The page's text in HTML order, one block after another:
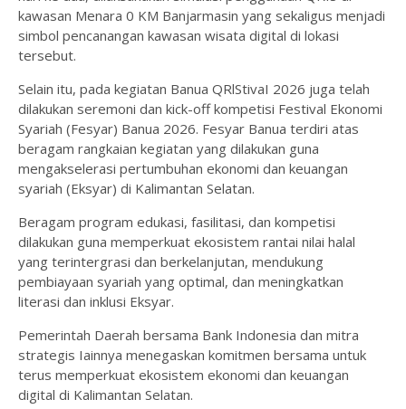
kawasan Menara 0 KM Banjarmasin yang sekaligus menjadi
simbol pencanangan kawasan wisata digital di lokasi
tersebut.
Selain itu, pada kegiatan Banua QRlStivaI 2026 juga telah
dilakukan seremoni dan kick-off kompetisi Festival Ekonomi
Syariah (Fesyar) Banua 2026. Fesyar Banua terdiri atas
beragam rangkaian kegiatan yang dilakukan guna
mengakselerasi pertumbuhan ekonomi dan keuangan
syariah (Eksyar) di Kalimantan Selatan.
Beragam program edukasi, fasilitasi, dan kompetisi
dilakukan guna memperkuat ekosistem rantai nilai halal
yang terintergrasi dan berkelanjutan, mendukung
pembiayaan syariah yang optimal, dan meningkatkan
literasi dan inklusi Eksyar.
Pemerintah Daerah bersama Bank Indonesia dan mitra
strategis Iainnya menegaskan komitmen bersama untuk
terus memperkuat ekosistem ekonomi dan keuangan
digital di Kalimantan Selatan.